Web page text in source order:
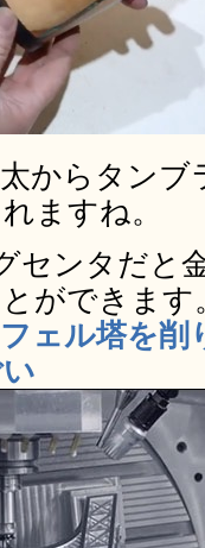
からタンブ
ますね。
センタだと
とができま
ェル塔を削